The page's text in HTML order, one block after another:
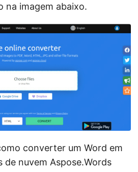
na imagem abaixo.
converter um Word em
de nuvem Aspose.Words